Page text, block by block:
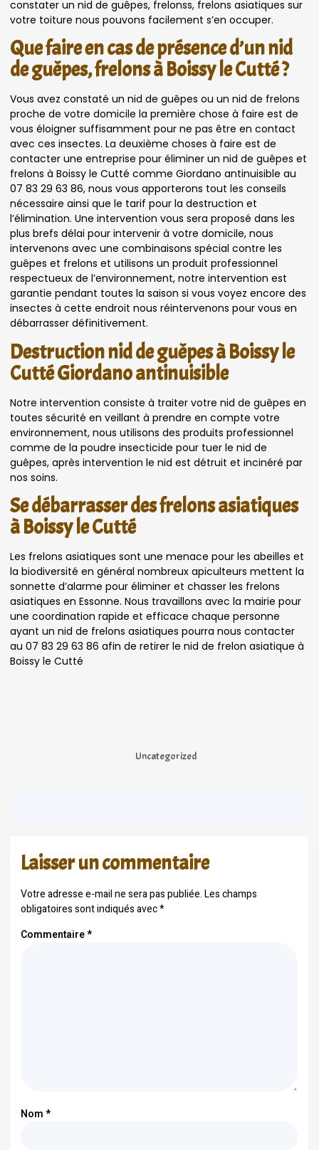
constater un nid de guêpes, frelonss, frelons asiatiques sur
votre toiture nous pouvons facilement s’en occuper.
Que faire en cas de présence d’un nid
de guêpes, frelons à Boissy le Cutté ?
Vous avez constaté un nid de guêpes ou un nid de frelons
proche de votre domicile la première chose à faire est de
vous éloigner suffisamment pour ne pas être en contact
avec ces insectes. La deuxième choses à faire est de
contacter une entreprise pour éliminer un nid de guêpes et
frelons à Boissy le Cutté comme Giordano antinuisible au
07 83 29 63 86, nous vous apporterons tout les conseils
nécessaire ainsi que le tarif pour la destruction et
l’élimination. Une intervention vous sera proposé dans les
plus brefs délai pour intervenir à votre domicile, nous
intervenons avec une combinaisons spécial contre les
guêpes et frelons et utilisons un produit professionnel
respectueux de l’environnement, notre intervention est
garantie pendant toutes la saison si vous voyez encore des
insectes à cette endroit nous réintervenons pour vous en
débarrasser définitivement.
Destruction nid de guêpes à Boissy le
Cutté Giordano antinuisible
Notre intervention consiste à traiter votre nid de guêpes en
toutes sécurité en veillant à prendre en compte votre
environnement, nous utilisons des produits professionnel
comme de la poudre insecticide pour tuer le nid de
guêpes, après intervention le nid est détruit et incinéré par
nos soins.
Se débarrasser des frelons asiatiques
à Boissy le Cutté
Les frelons asiatiques sont une menace pour les abeilles et
la biodiversité en général nombreux apiculteurs mettent la
sonnette d’alarme pour éliminer et chasser les frelons
asiatiques en Essonne. Nous travaillons avec la mairie pour
une coordination rapide et efficace chaque personne
ayant un nid de frelons asiatiques pourra nous contacter
au 07 83 29 63 86 afin de retirer le nid de frelon asiatique à
Boissy le Cutté
Uncategorized
Laisser un commentaire
Votre adresse e-mail ne sera pas publiée.Les champs
obligatoires sont indiqués avec*
Commentaire*
Nom*